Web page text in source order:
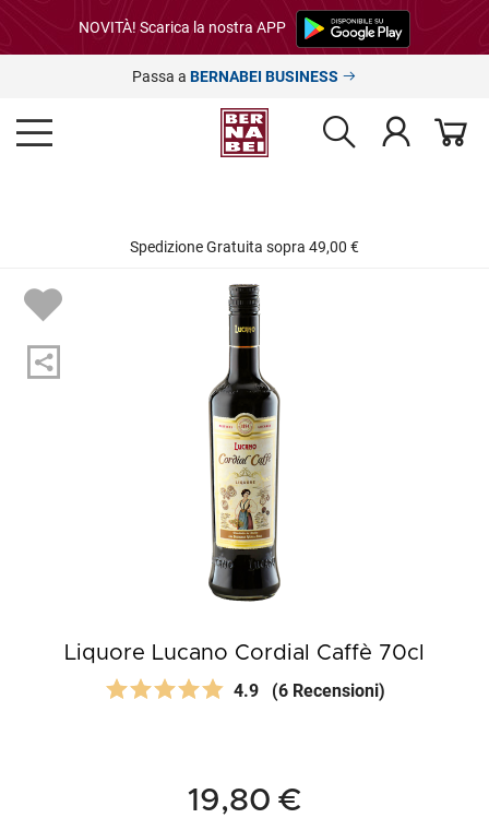
NOVITÀ! Scarica la nostra APP
Passa a BERNABEI BUSINESS
Spedizione Gratuita sopra 49,00 €
Liquore Lucano Cordial Caffè 70cl
4.9 (6 Recensioni)
19,80 €